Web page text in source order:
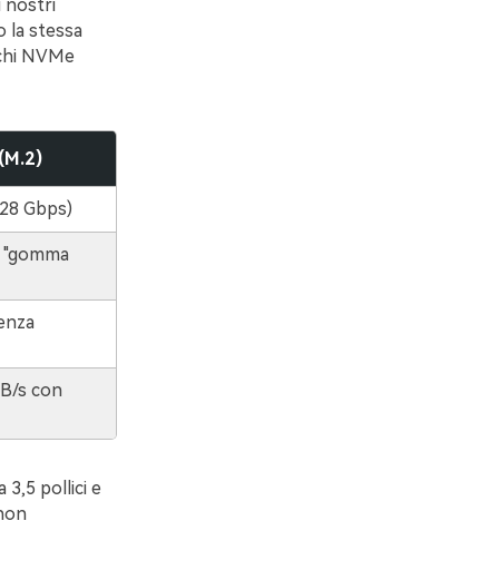
nostri
la stessa
NVMe
Gbps)
s con
3,5 pollici e